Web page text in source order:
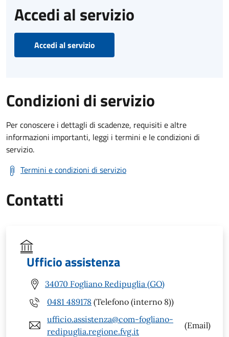
Accedi al servizio
Accedi al servizio
Condizioni di servizio
Per conoscere i dettagli di scadenze, requisiti e altre
informazioni importanti, leggi i termini e le condizioni di
servizio.
Termini e condizioni di servizio
Contatti
Ufficio assistenza
34070 Fogliano Redipuglia (GO)
0481 489178 (Telefono (interno 8))
ufficio.assistenza@com-fogliano-
redipuglia.regione.fvg.it
(Email)